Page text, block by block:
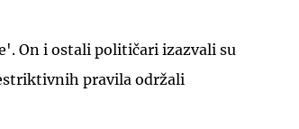
On i ostali političari izazvali su
pravila održali